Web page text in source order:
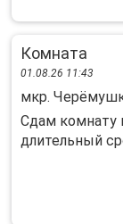
Комната
01.08.26 11:43
мкр.
Сдам комнату
длительный